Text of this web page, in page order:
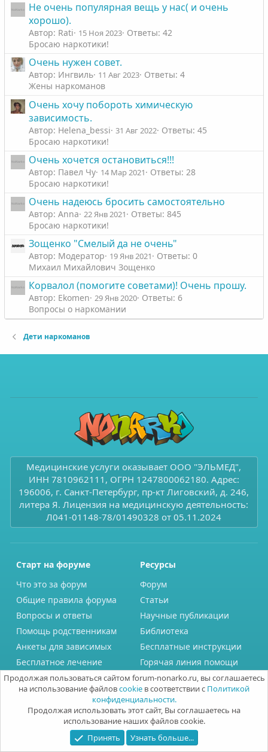
Не очень популярная вещь у нас( и очень
хорошо).
Автор: Rati 15 Ноя 2023 Ответы: 42
Бросаю наркотики!
Очень нужен совет.
Автор: Ингвиль 11 Авг 2023 Ответы: 4
Жены наркоманов
Очень хочу побороть химическую
зависимость.
Автор: Helena_bessi 31 Авг 2022 Ответы: 45
Бросаю наркотики!
Очень хочется остановиться!!!
Автор: Павел Чу 14 Мар 2021
Ответы: 28
Бросаю наркотики!
Очень надеюсь бросить самостоятельно
Автор: Anna 22 Янв 2021
Ответы: 845
Бросаю наркотики!
Зощенко "Смелый да не очень"
Автор: Модератор 19 Янв 2021
Ответы: 0
Михаил Михайлович Зощенко
Корвалол (помогите советами)! Очень прошу.
Автор: Ekomen 29 Янв 2020 Ответы: 6
Вопросы о наркомании
Дети наркоманов
Медицинские услуги оказывает ООО "ЭЛЬМЕД",
ИНН 7810962111, ОГРН 1247800062180. Адрес:
196006, г. Санкт-Петербург, пр-кт Лиговский, д. 246,
литера Я. Лицензия на медицинскую деятельность:
Л041-01148-78/01490328 от 05.11.2024
Старт на форуме
Что это за форум
Общие правила форума
Вопросы и ответы
Помощь родственникам
Анкеты для зависимых
Бесплатное лечение
Ресурсы
Форум
Статьи
Научные публикации
Библиотека
Бесплатные инструкции
Горячая линия помощи
Проект Нонарко
О проекте
Врачи и эксперты
Ответы специалистов
Информация
Использование Cookie
Помощь
Политика
Продолжая пользоваться сайтом forum-nonarko.ru, вы соглашаетесь
на использование файловcookie в соответствии с Политикой
конфиденциальности.
Продолжая использовать этот сайт, Вы соглашаетесь на
использование наших файлов cookie.
Принять
Узнать больше...